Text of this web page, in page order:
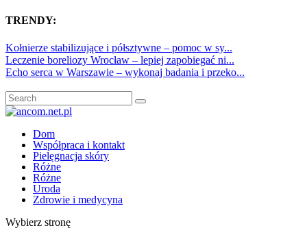
TRENDY:
Kołnierze stabilizujące i półsztywne – pomoc w sy...
Leczenie boreliozy Wrocław – lepiej zapobiegać ni...
Echo serca w Warszawie – wykonaj badania i przeko...
Dom
Współpraca i kontakt
Pielęgnacja skóry
Różne
Różne
Uroda
Zdrowie i medycyna
Wybierz stronę